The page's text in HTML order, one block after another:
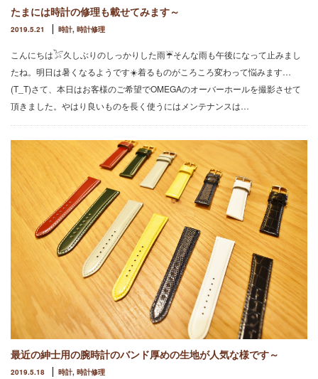
たまには時計の修理も載せてみます～
2019.5.21 時計, 時計修理
こんにちは𓅯久しぶりのしっかりした雨☔そんな雨も午後になって止みまし
たね。明日は暑くなるようです☀️着るものがころころ変わって悩みます…
(T_T)さて、本日はお客様のご希望でOMEGAのオーバーホールを撮影させて
頂きました。やはり良いものを長く使うにはメンテナンスは…
最近の紳士用の腕時計のバンド厚めの生地が人気な様です～
2019.5.18 時計, 時計修理